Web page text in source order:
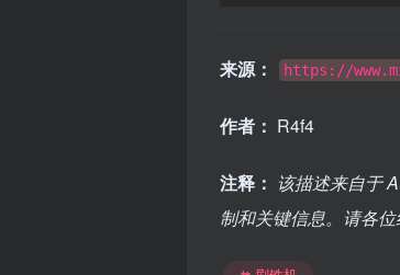
来源： https://
作者： R4f4
注释： 该描述来自于
制和关键信息。请各